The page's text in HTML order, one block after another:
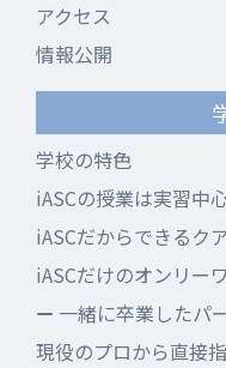
アクセス
情報公開
学校の特色
iASCの授業は実習中
iASCだからできるク
iASCだけのオンリー
一緒に卒業したパ
現役のプロから直接